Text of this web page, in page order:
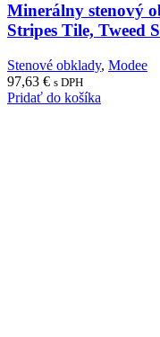
Minerálny stenový
Stripes Tile, Tweed
Stenové obklady, Modee
97,63 € s DPH
Pridať do košíka